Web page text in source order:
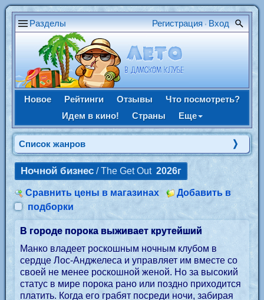
Разделы Регистрация • Вход
Новое Рейтинги Отзывы
Что посмотреть?
Идем в кино!
Страны Еще
Список жанров
Ночной бизнес / The Get Out 2026г
Сравнить цены в магазинах
Добавить в
подборки
В городе порока выживает крутейший
Манко владеет роскошным ночным клубом в
сердце Лос-Анджелеса и управляет им вместе со
своей не менее роскошной женой. Но за высокий
статус в мире порока рано или поздно приходится
платить. Когда его грабят посреди ночи, забирая